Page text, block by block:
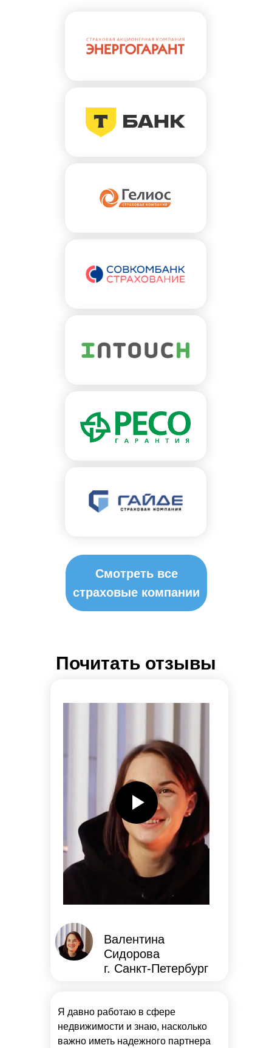
Смотреть все
страховые компании
Почитать отзывы
Я давно работаю в сфере
недвижимости и знаю, насколько
важно иметь надежного партнера
Валентина
Сидорова
г. Санкт-Петербург